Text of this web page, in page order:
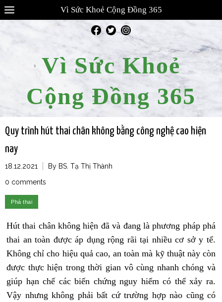
Vì Sức Khoẻ Cộng Đồng 365
Vì Sức Khoẻ
Cộng Đồng 365
Quy trình hút thai chân không bằng công nghệ cao hiện
nay
18.12.2021
By BS. Tạ Thị Thành
0 comments
Hút thai chân không hiện đã và đang là phương pháp phá
thai an toàn được áp dụng rộng rãi tại nhiều cơ sở y tế.
Không chỉ cho hiệu quả cao, an toàn mà kỹ thuật này còn
được thực hiện trong thời gian vô cùng nhanh chóng và
giúp hạn chế các biến chứng nguy hiểm có thể xảy ra.
Vậy nhưng không phải bất cứ trường hợp nào cũng có